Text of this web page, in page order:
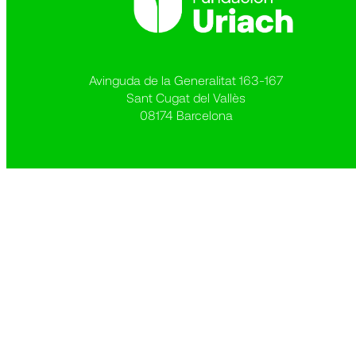
Avinguda de la Generalitat 163-167
Sant Cugat del Vallès
08174 Barcelona